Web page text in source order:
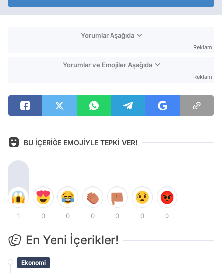
Yorumlar Aşağıda
Reklam
Yorumlar ve Emojiler Aşağıda
Reklam
BU İÇERİĞE EMOJİYLE TEPKİ VER!
1 0 0 0 0 0 0
En Yeni İçerikler!
Ekonomi